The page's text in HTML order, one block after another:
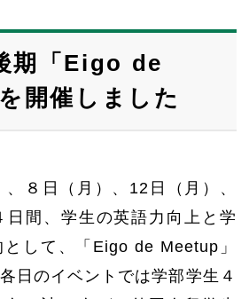
期「Eigo de
開催しました
８日（月）、12日（月）、
日間、学生の英語力向上と学
して、「Eigo de Meetup」
日のイベントでは学部学生４